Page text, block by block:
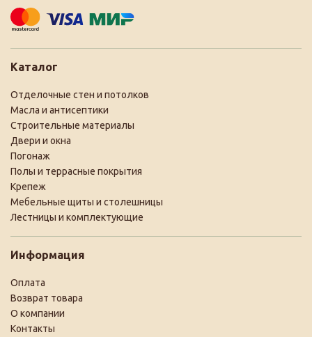
Каталог
Отделочные стен и потолков
Масла и антисептики
Строительные материалы
Двери и окна
Погонаж
Полы и террасные покрытия
Крепеж
Мебельные щиты и столешницы
Лестницы и комплектующие
Информация
Оплата
Возврат товара
О компании
Контакты